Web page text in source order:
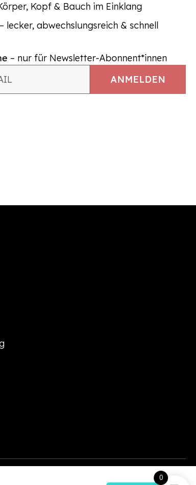
Kopf & Bauch im Einklang
– lecker, abwechslungsreich & schnell
– nur für Newsletter-Abonnent*innen
0